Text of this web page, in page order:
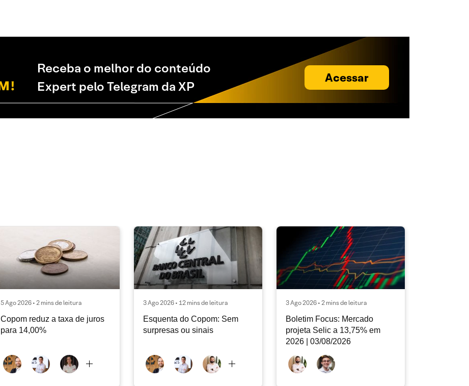
Receba o melhor do conteúdo
Expert pelo Telegram da XP
Acessar
5 Ago 2026 • 2 mins de leitura
Copom reduz a taxa de juros
para 14,00%
3 Ago 2026 • 12 mins de leitura
Esquenta do Copom: Sem
surpresas ou sinais
3 Ago 2026 • 2 mins de leitura
Boletim Focus: Mercado
projeta Selic a 13,75% em
2026 | 03/08/2026